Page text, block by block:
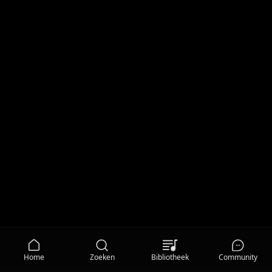
Home Zoeken Bibliotheek Community